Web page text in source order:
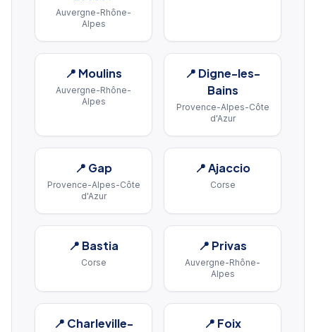
Auvergne-Rhône-
Alpes
📍 Moulins
Auvergne-Rhône-
Alpes
📍 Digne-les-
Bains
Provence-Alpes-Côte
d'Azur
📍 Gap
Provence-Alpes-Côte
d'Azur
📍Ajaccio
Corse
📍 Bastia
Corse
📍 Privas
Auvergne-Rhône-
Alpes
📍 Charleville-
📍 Foix